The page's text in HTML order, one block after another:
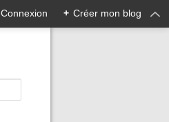
Connexion + Créer mon blog